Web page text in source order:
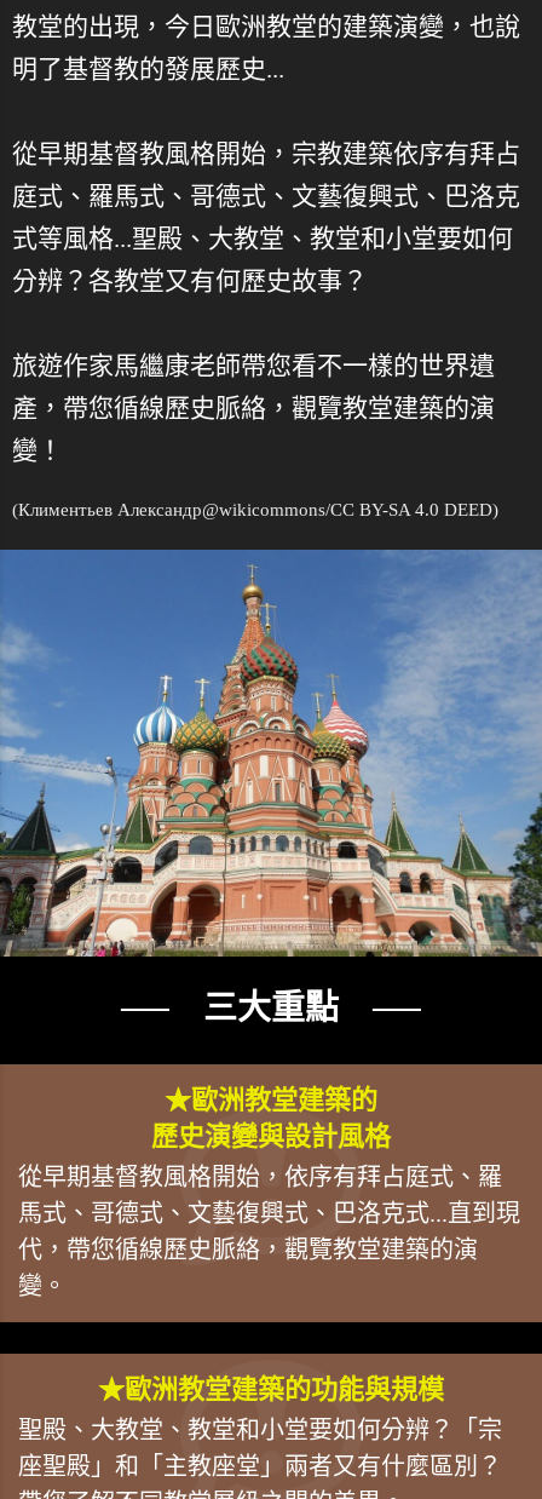
教堂的出現，今日歐洲教堂的建築演變，也說
明了基督教的發展歷史...
從早期基督教風格開始，宗教建築依序有拜占
庭式、羅馬式、哥德式、文藝復興式、巴洛克
式等風格...聖殿、大教堂、教堂和小堂要如何
分辨？各教堂又有何歷史故事？
旅遊作家馬繼康老師帶您看不一樣的世界遺
產，帶您循線歷史脈絡，觀覽教堂建築的演
變！
(Климентьев Александр@wikicommons/CC BY-SA 4.0 DEED)
── 三大重點 ──
★歐洲教堂建築的
歷史演變與設計風格
從早期基督教風格開始，依序有拜占庭式、羅
馬式、哥德式、文藝復興式、巴洛克式...直到現
代，帶您循線歷史脈絡，觀覽教堂建築的演
變。
★歐洲教堂建築的功能與規模
聖殿、大教堂、教堂和小堂要如何分辨？「宗
座聖殿」和「主教座堂」兩者又有什麼區別？